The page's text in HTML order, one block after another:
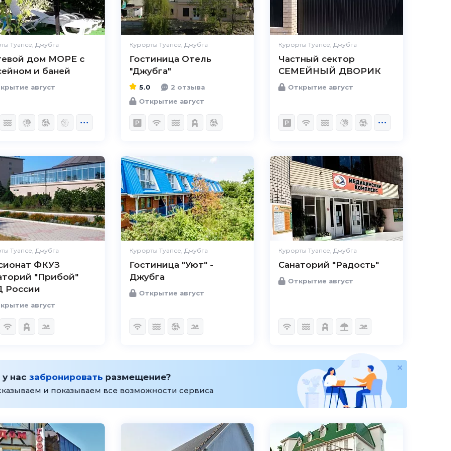
Туапсе, Джубга
дом МОРЕ с
и баней
август
Курорты Туапсе, Джубга
Гостиница Отель
"Джубга"
Удобства Великолепно
Цена /
Персонал Великолепно
5.0
2 отзыва
Открытие август
Курорты Туапсе, Джубга
Частный сектор
СЕМЕЙНЫЙ ДВОРИК
Открытие август
Туапсе, Джубга
ФКУЗ
"Прибой"
России
август
Курорты Туапсе, Джубга
Гостиница "Уют" -
Джубга
Открытие август
Курорты Туапсе, Джубга
Санаторий "Радость"
Открытие август
у нас забронироватьразмещение?
и показываем все возможности сервиса